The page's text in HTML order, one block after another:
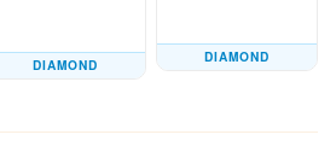
DIAMOND
DIAMOND